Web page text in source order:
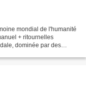
mondial de l'humanité
+ ritournelles
dominée par des